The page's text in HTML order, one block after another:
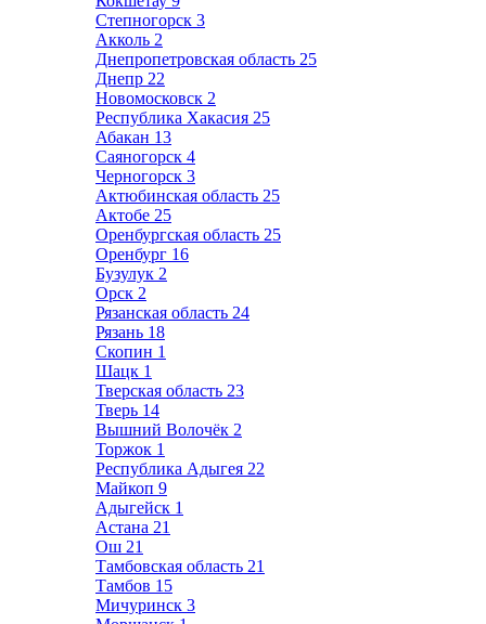
Степногорск 3
Акколь 2
Днепропетровская область 25
Днепр 22
Новомосковск 2
Республика Хакасия 25
Абакан 13
Саяногорск 4
Черногорск 3
Актюбинская область 25
Актобе 25
Оренбургская область 25
Оренбург 16
Бузулук 2
Орск 2
Рязанская область 24
Рязань 18
Скопин 1
Шацк 1
Тверская область 23
Тверь 14
Вышний Волочёк 2
Торжок 1
Республика Адыгея 22
Майкоп 9
Адыгейск 1
Астана 21
Ош 21
Тамбовская область 21
Тамбов 15
Мичуринск 3